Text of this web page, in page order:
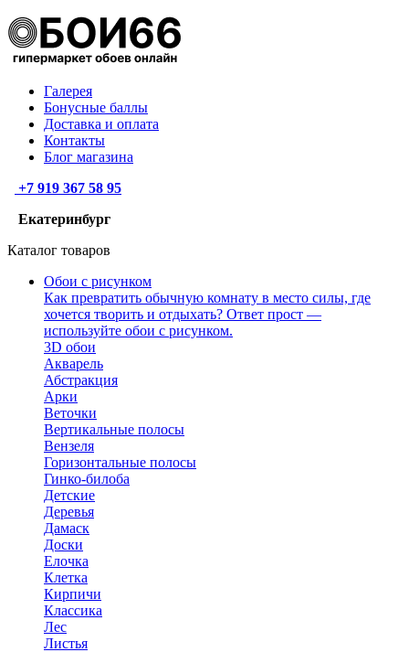
Галерея
Бонусные баллы
Доставка и оплата
Контакты
Блог магазина
+7 919 367 58 95
Екатеринбург
Каталог товаров
Обои с рисунком
Как превратить обычную комнату в место силы, где
хочется творить и отдыхать? Ответ прост —
используйте обои с рисунком.
3D обои
Акварель
Абстракция
Арки
Веточки
Вертикальные полосы
Вензеля
Горизонтальные полосы
Гинко-билоба
Детские
Деревья
Дамаск
Доски
Елочка
Клетка
Кирпичи
Классика
Лес
Листья